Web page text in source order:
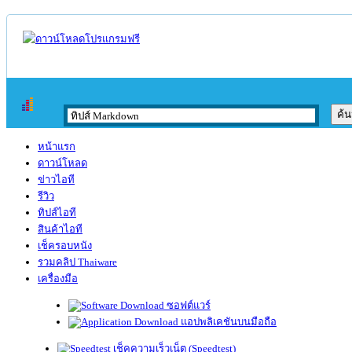
หน้าแรก
ดาวน์โหลด
ข่าวไอที
รีวิว
ทิปส์ไอที
สินค้าไอที
เช็ครอบหนัง
รวมคลิป Thaiware
เครื่องมือ
ซอฟต์แวร์
แอปพลิเคชันบนมือถือ
เช็คความเร็วเน็ต (Speedtest)